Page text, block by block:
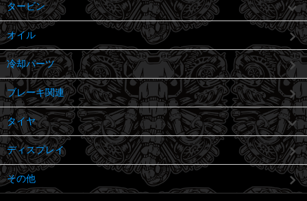
タービン
オイル
冷却パーツ
ブレーキ関連
タイヤ
ディスプレイ
その他